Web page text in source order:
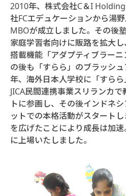
2010年、株式会社C＆I
社FCエデュケーションから湯
MBOが成立しました。その後
家庭学習者向けに販路を拡大
搭載機能「アダプティブラー
の後も「すらら」のブラッシ
年、海外日本人学校に「すらら
JICA民間連携事業スリランカ
トに参画し、その後インドネ
ットでの本格活動がスタート
を広げたことにより成長は加
に上場いたしました。